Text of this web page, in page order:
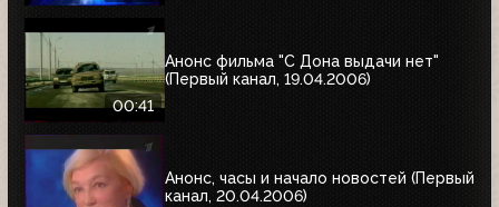
00:41
Анонс фильма "С Дона выдачи нет"
(Первый канал, 19.04.2006)
Анонс, часы и начало новостей (Первый
канал, 20.04.2006)